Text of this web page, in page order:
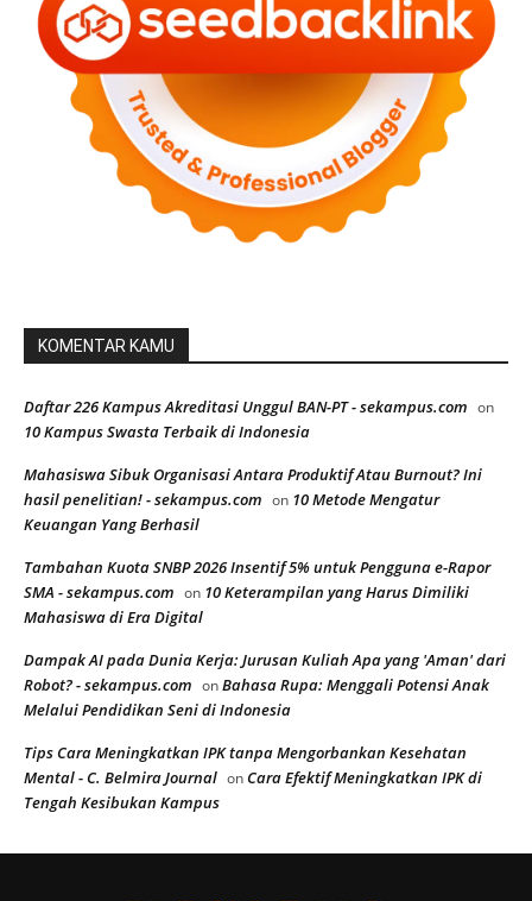
KOMENTAR KAMU
Daftar 226 Kampus Akreditasi Unggul BAN-PT - sekampus.com on
10 Kampus Swasta Terbaik di Indonesia
Mahasiswa Sibuk Organisasi Antara Produktif Atau Burnout? Ini
hasil penelitian! - sekampus.com on 10 Metode Mengatur
Keuangan Yang Berhasil
Tambahan Kuota SNBP 2026 Insentif 5% untuk Pengguna e-Rapor
SMA - sekampus.com on 10 Keterampilan yang Harus Dimiliki
Mahasiswa di Era Digital
Dampak AI pada Dunia Kerja: Jurusan Kuliah Apa yang 'Aman' dari
Robot? - sekampus.com onBahasa Rupa: Menggali Potensi Anak
Melalui Pendidikan Seni di Indonesia
Tips Cara Meningkatkan IPK tanpa Mengorbankan Kesehatan
Mental - C. Belmira Journal onCara Efektif Meningkatkan IPK di
Tengah Kesibukan Kampus